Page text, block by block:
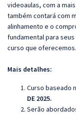
videoaulas, com a
também contará com
alinhamento e o
fundamental para
curso que oferecemos.
Mais detalhes:
Curso baseado
DE 2025.
Serão